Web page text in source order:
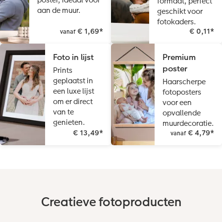
Extra's
Ontwerpopties
Making Memories
Fotobox
Pasfoto's maken
Alle extra's
aan de muur.
vanaf€ 1,69*
geschikt voor
fotokaders.
€ 0,11*
Foto in lijst
Prints
geplaatst in
een luxe lijst
om er direct
van te
genieten.
€ 13,49*
Premium
poster
Haarscherpe
fotoposters
voor een
opvallende
muurdecoratie.
vanaf€ 4,79*
Creatieve fotoproducten